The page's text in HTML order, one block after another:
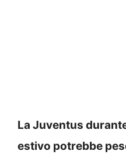
La Juventus
estivo potrebbe